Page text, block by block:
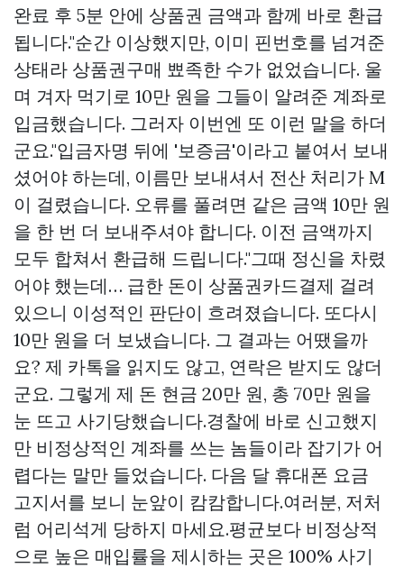
완료 후 5분 안에 상품권 금액과 함께 바로 환급
됩니다."순간 이상했지만, 이미 핀번호를 넘겨준
상태라 상품권구매 뾰족한 수가 없었습니다. 울
며 겨자 먹기로 10만 원을 그들이 알려준 계좌로
입금했습니다. 그러자 이번엔 또 이런 말을 하더
군요."입금자명 뒤에 '보증금'이라고 붙여서 보내
셨어야 하는데, 이름만 보내셔서 전산 처리가 M
이 걸렸습니다. 오류를 풀려면 같은 금액 10만 원
을 한 번 더 보내주셔야 합니다. 이전 금액까지
모두 합쳐서 환급해 드립니다."그때 정신을 차렸
어야 했는데… 급한 돈이 상품권카드결제 걸려
있으니 이성적인 판단이 흐려졌습니다. 또다시
10만 원을 더 보냈습니다. 그 결과는 어땠을까
요? 제 카톡을 읽지도 않고, 연락은 받지도 않더
군요. 그렇게 제 돈 현금 20만 원, 총 70만 원을
눈 뜨고 사기당했습니다.경찰에 바로 신고했지
만 비정상적인 계좌를 쓰는 놈들이라 잡기가 어
렵다는 말만 들었습니다. 다음 달 휴대폰 요금
고지서를 보니 눈앞이 캄캄합니다.여러분, 저처
럼 어리석게 당하지 마세요.평균보다 비정상적
으로 높은 매입률을 제시하는 곳은 100% 사기